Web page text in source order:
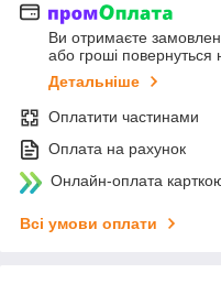
Ви отримаєте
або гроші повернуться
Детальніше
Оплатити частинами
Оплата на рахунок
Онлайн-оплата
Всі умови оплати